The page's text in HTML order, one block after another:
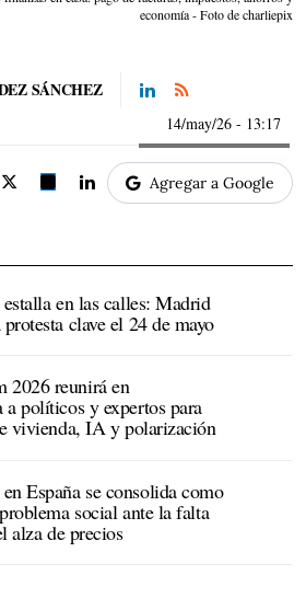
economía - Foto de charliepix
SÁNCHEZ
14/may/26 - 13:17
Agregar a Google
en las calles: Madrid
clave el 24 de mayo
2026 reunirá en
a políticos y expertos para
vivienda, IA y polarización
España se consolida como
social ante la falta
alza de precios